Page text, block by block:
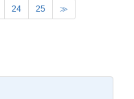
24 25 ≫